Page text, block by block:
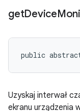
getDevice
public
Uzyskaj interwał
ekranu urządzenia